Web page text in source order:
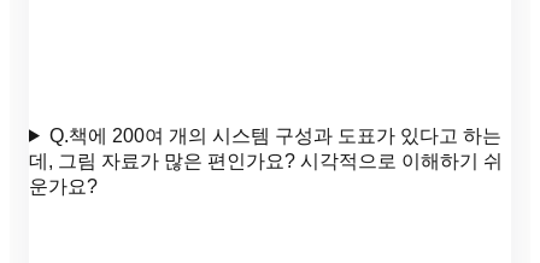
Q.책에 200여 개의 시스템 구성과 도표가 있다고 하는
데, 그림 자료가 많은 편인가요? 시각적으로 이해하기 쉬
운가요?